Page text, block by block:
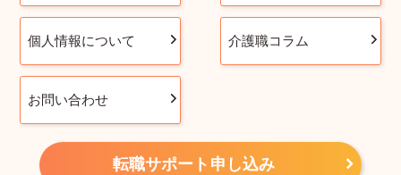
個人情報について 介護職コラム
お問い合わせ
転職サポート申し込み